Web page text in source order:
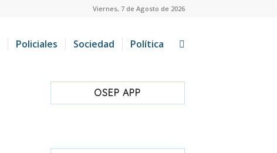
Viernes, 7 de Agosto de 2026
Policiales Sociedad Política
OSEP APP